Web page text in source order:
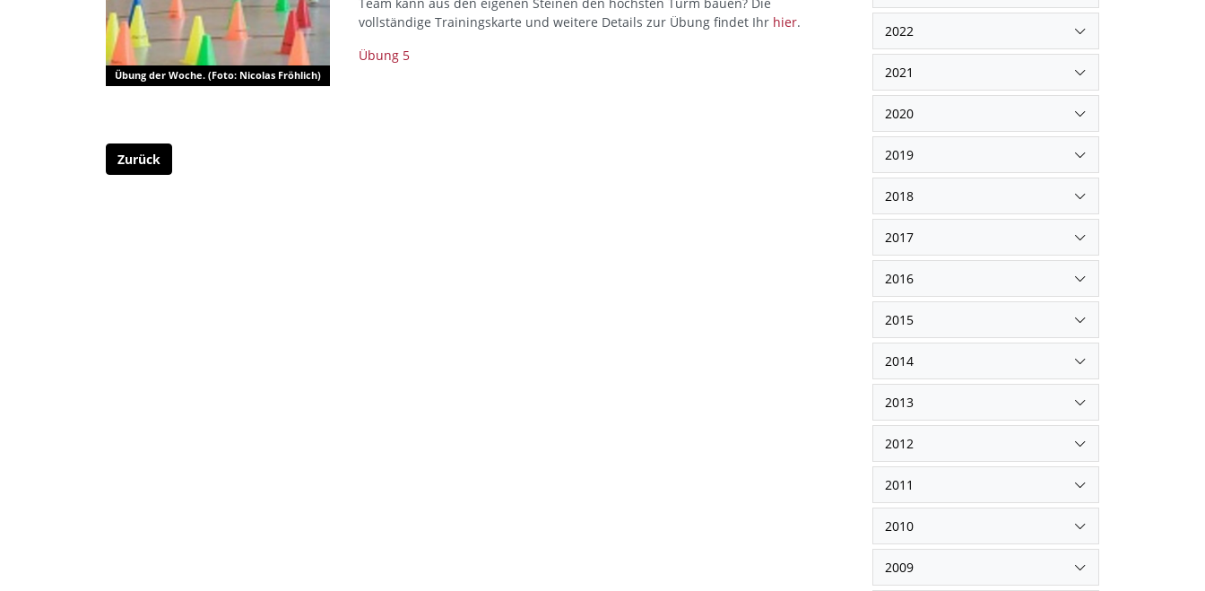
Übung der Woche. (Foto: Nicolas Fröhlich)
vollständige Trainingskarte und weitere Details zur Übung findet Ihr hier.
Übung 5
Zurück
2022
2021
2020
2019
2018
2017
2016
2015
2014
2013
2012
2011
2010
2009